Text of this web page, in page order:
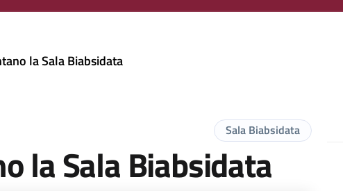
la Sala Biabsidata
Sala Biabsidata
la Sala Biabsidata